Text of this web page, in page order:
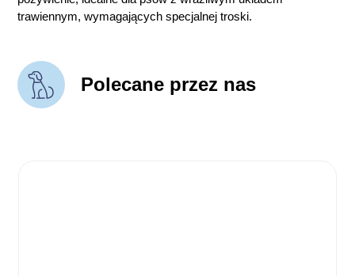
trawiennym, wymagających specjalnej troski.
Polecane przez nas